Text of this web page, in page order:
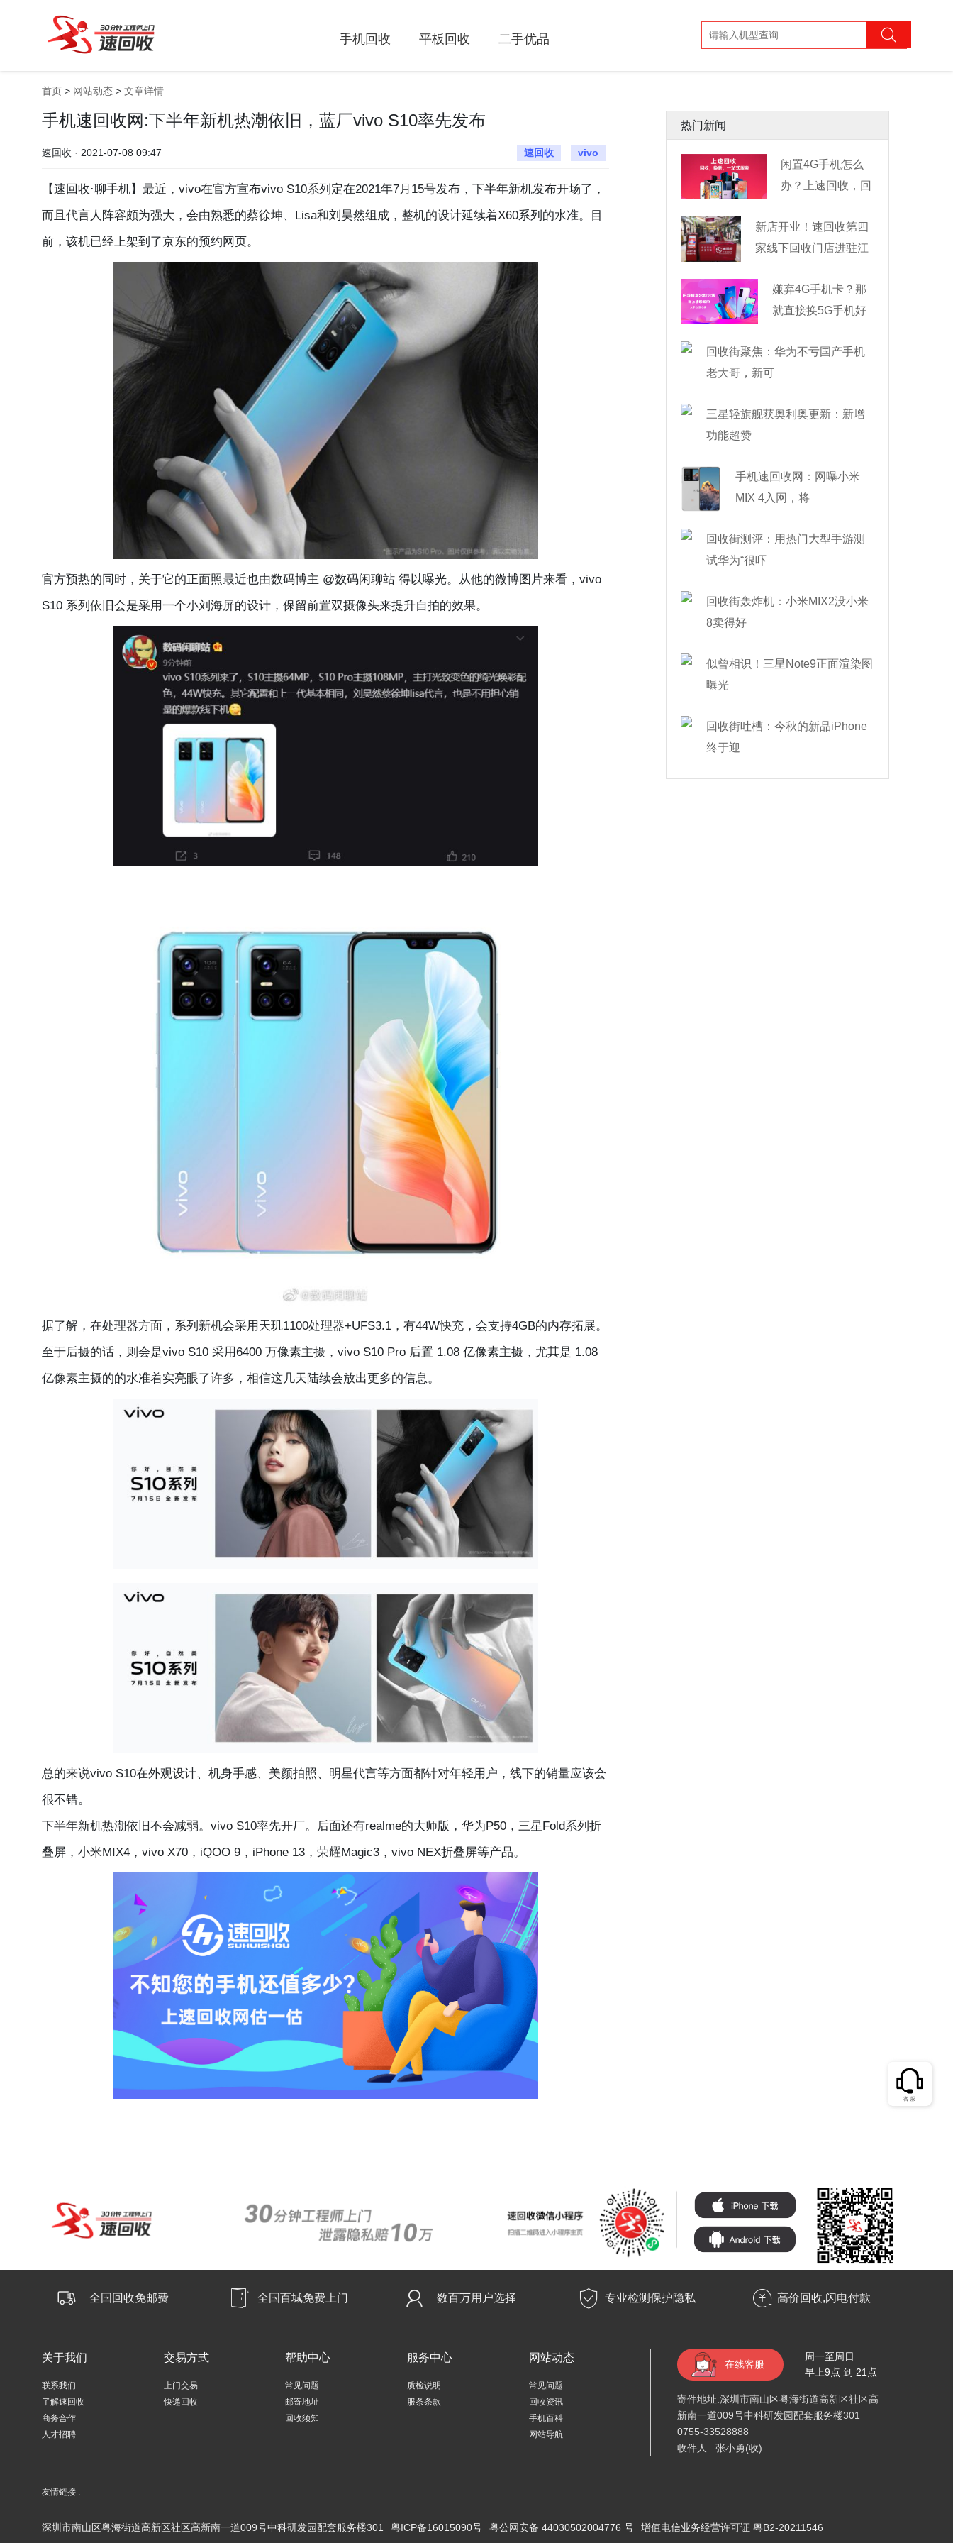
手机回收 平板回收 二手优品
首页 > 网站动态 > 文章详情
手机速回收网:下半年新机热潮依旧，蓝厂vivo S10率先发布
速回收 · 2021-07-08 09:47 速回收 vivo
【速回收·聊手机】最近，vivo在官方宣布vivo S10系列定在2021年7月15号发布，下半年新机发布开场了，
而且代言人阵容颇为强大，会由熟悉的蔡徐坤、Lisa和刘昊然组成，整机的设计延续着X60系列的水准。目
前，该机已经上架到了京东的预约网页。
官方预热的同时，关于它的正面照最近也由数码博主 @数码闲聊站 得以曝光。从他的微博图片来看，vivo
S10 系列依旧会是采用一个小刘海屏的设计，保留前置双摄像头来提升自拍的效果。
据了解，在处理器方面，系列新机会采用天玑1100处理器+UFS3.1，有44W快充，会支持4GB的内存拓展。
至于后摄的话，则会是vivo S10 采用6400 万像素主摄，vivo S10 Pro 后置 1.08 亿像素主摄，尤其是 1.08
亿像素主摄的的水准着实亮眼了许多，相信这几天陆续会放出更多的信息。
总的来说vivo S10在外观设计、机身手感、美颜拍照、明星代言等方面都针对年轻用户，线下的销量应该会
很不错。
下半年新机热潮依旧不会减弱。vivo S10率先开厂。后面还有realme的大师版，华为P50，三星Fold系列折
叠屏，小米MIX4，vivo X70，iQOO 9，iPhone 13，荣耀Magic3，vivo NEX折叠屏等产品。
热门新闻
闲置4G手机怎么
办？上速回收，回
新店开业！速回收第四
家线下回收门店进驻江
嫌弃4G手机卡？那
就直接换5G手机好
回收街聚焦：华为不亏国产手机
老大哥，新可
三星轻旗舰获奥利奥更新：新增
功能超赞
手机速回收网：网曝小米
MIX 4入网，将
回收街测评：用热门大型手游测
试华为“很吓
回收街轰炸机：小米MIX2没小米
8卖得好
似曾相识！三星Note9正面渲染图
曝光
回收街吐槽：今秋的新品iPhone
终于迎
全国回收免邮费 全国百城免费上门 数百万用户选择 专业检测保护隐私 高价回收,闪电付款
关于我们
联系我们
了解速回收
商务合作
人才招聘
交易方式
上门交易
快递回收
帮助中心
常见问题
邮寄地址
回收须知
服务中心
质检说明
服条条款
网站动态
常见问题
回收资讯
手机百科
网站导航
在线客服
周一至周日
早上9点 到 21点
寄件地址:深圳市南山区粤海街道高新区社区高
新南一道009号中科研发园配套服务楼301
0755-33528888
收件人 : 张小勇(收)
友情链接 :
深圳市南山区粤海街道高新区社区高新南一道009号中科研发园配套服务楼301 粤ICP备16015090号 粤公网安备 44030502004776 号
增值电信业务经营许可证 粤B2-20211546